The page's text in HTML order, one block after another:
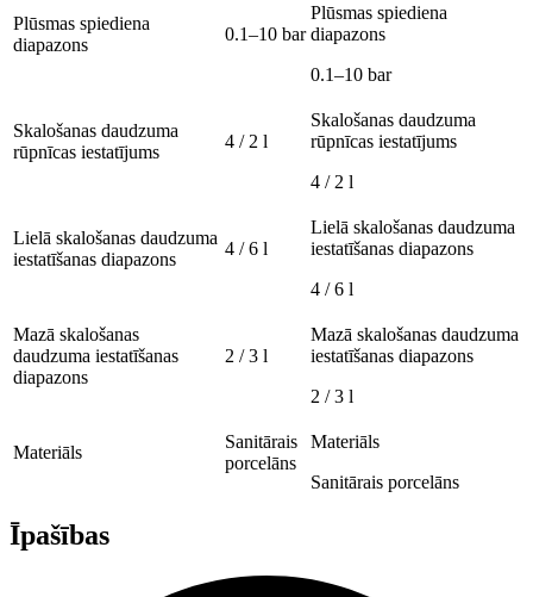
Plūsmas spiediena
diapazons
0.1–10 bar
Plūsmas spiediena
diapazons
0.1–10 bar
Skalošanas daudzuma
rūpnīcas iestatījums
4 / 2 l
Skalošanas daudzuma
rūpnīcas iestatījums
4 / 2 l
Lielā skalošanas daudzuma
iestatīšanas diapazons
4 / 6 l
Lielā skalošanas daudzuma
iestatīšanas diapazons
4 / 6 l
Mazā skalošanas
daudzuma iestatīšanas
diapazons
2 / 3 l
Mazā skalošanas daudzuma
iestatīšanas diapazons
2 / 3 l
Materiāls
Sanitārais
porcelāns
Materiāls
Sanitārais porcelāns
Īpašības